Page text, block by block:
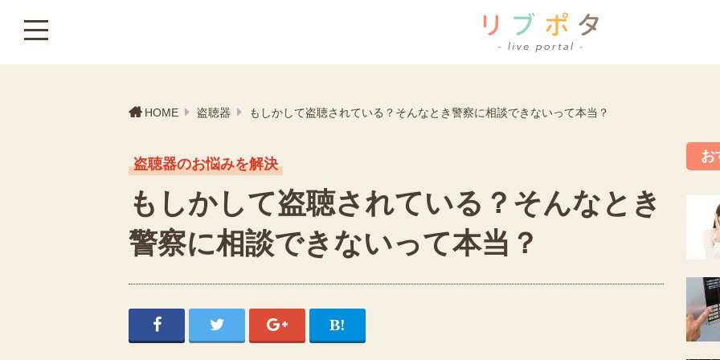
HOME 盗聴器 もしかして盗聴されている？そんなとき警察に相談できないって本当？
盗聴器のお悩みを解決
もしかして盗聴されている？そんなとき
警察に相談できないって本当？
お